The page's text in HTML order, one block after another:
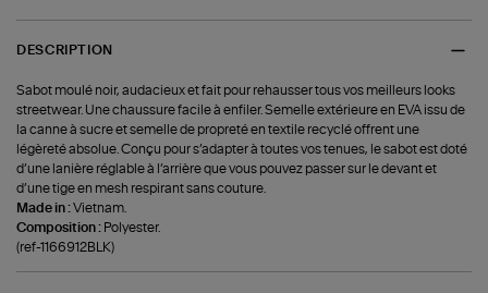
DESCRIPTION
Sabot moulé noir, audacieux et fait pour rehausser tous vos meilleurs looks
streetwear. Une chaussure facile à enfiler. Semelle extérieure en EVA issu de
la canne à sucre et semelle de propreté en textile recyclé offrent une
légèreté absolue. Conçu pour s’adapter à toutes vos tenues, le sabot est doté
d’une lanière réglable à l’arrière que vous pouvez passer sur le devant et
d’une tige en mesh respirant sans couture.
Made in :Vietnam.
Composition : Polyester.
(ref-1166912BLK)